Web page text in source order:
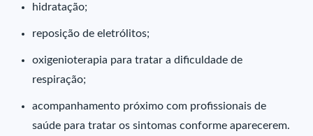
hidratação;
reposição de eletrólitos;
oxigenioterapia para tratar a dificuldade de
respiração;
acompanhamento próximo com profissionais de
saúde para tratar os sintomas conforme aparecerem.